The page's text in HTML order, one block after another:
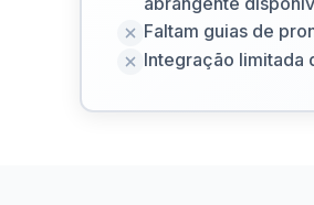
Faltam guias de
Integração limitada